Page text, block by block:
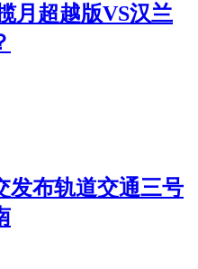
月超越版VS汉兰
发布轨道交通三号